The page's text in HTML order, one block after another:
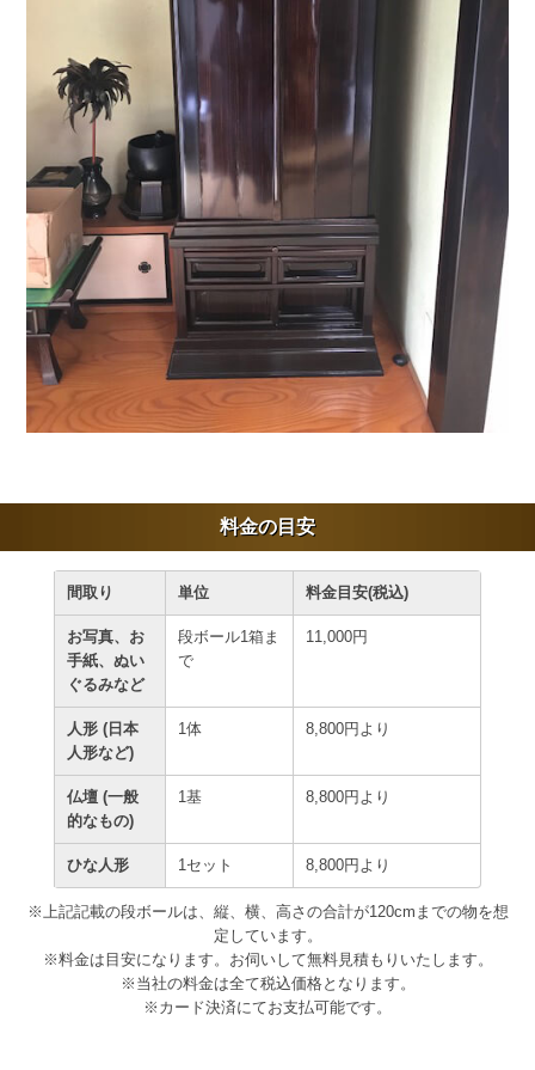
料金の目安
間取り 単位 料金目安(税込)
お写真、お
手紙、ぬい
ぐるみなど
段ボール1箱ま
で
11,000円
人形 (日本
人形など)
1体 8,800円より
仏壇 (一般
的なもの)
1基 8,800円より
ひな人形 1セット 8,800円より
※上記記載の段ボールは、縦、横、高さの合計が120cmまでの物を想
定しています。
※料金は目安になります。お伺いして無料見積もりいたします。
※当社の料金は全て税込価格となります。
※カード決済にてお支払可能です。